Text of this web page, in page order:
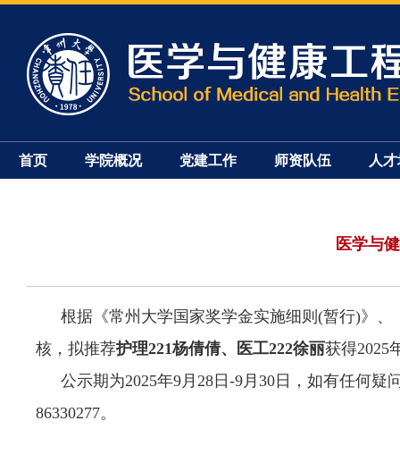
首页 学院概况 党建工作 师资队伍 人
医学与
根据 《常州大学国家奖学金实施细则(暂行)》 、
核， 拟推荐护理221杨倩倩、医工222徐丽获得2025
公示期为2025年9月28日-9月30日，如有任何疑
86330277。